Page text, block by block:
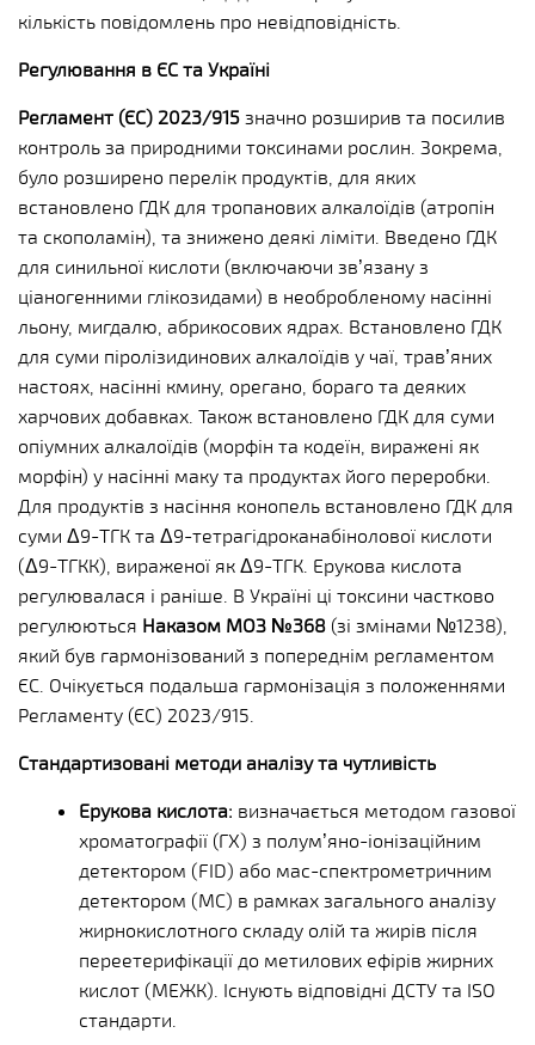
кількість повідомлень про невідповідність.
Регулювання в ЄС та Україні
Регламент (ЄС) 2023/915 значно розширив та посилив
контроль за природними токсинами рослин. Зокрема,
було розширено перелік продуктів, для яких
встановлено ГДК для тропанових алкалоїдів (атропін
та скополамін), та знижено деякі ліміти. Введено ГДК
для синильної кислоти (включаючи зв’язану з
ціаногенними глікозидами) в необробленому насінні
льону, мигдалю, абрикосових ядрах. Встановлено ГДК
для суми піролізидинових алкалоїдів у чаї, трав’яних
настоях, насінні кмину, орегано, бораго та деяких
харчових добавках. Також встановлено ГДК для суми
опіумних алкалоїдів (морфін та кодеїн, виражені як
морфін) у насінні маку та продуктах його переробки.
Для продуктів з насіння конопель встановлено ГДК для
суми Δ9-ТГК та Δ9-тетрагідроканабінолової кислоти
(Δ9-ТГКК), вираженої як Δ9-ТГК. Ерукова кислота
регулювалася і раніше. В Україні ці токсини частково
регулюються Наказом МОЗ №368 (зі змінами №1238),
який був гармонізований з попереднім регламентом
ЄС. Очікується подальша гармонізація з положеннями
Регламенту (ЄС) 2023/915.
Стандартизовані методи аналізу та чутливість
Ерукова кислота: визначається методом газової
хроматографії (ГХ) з полум’яно-іонізаційним
детектором (FID) або мас-спектрометричним
детектором (МС) в рамках загального аналізу
жирнокислотного складу олій та жирів після
переетерифікації до метилових ефірів жирних
кислот (МЕЖК). Існують відповідні ДСТУ та ISO
стандарти.